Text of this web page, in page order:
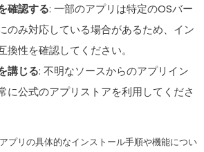
確認する: 一部のアプリは特定のOSバー
のみ対応している場合があるため、イン
換性を確認してください。
講じる: 不明なソースからのアプリイン
に公式のアプリストアを利用してくださ
プリの具体的なインストール手順や機能につい